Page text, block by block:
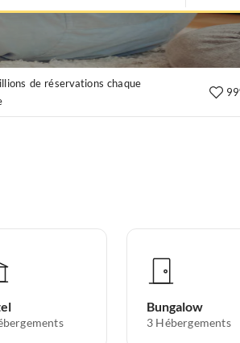
de réservations chaque
Bungalow
3 Hébergements